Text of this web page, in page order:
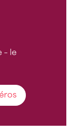
– le